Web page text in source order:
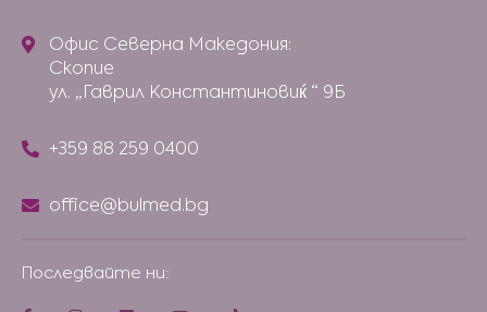
Офис Северна Македония:
Скопие
ул. „Гаврил Константиновиќ “ 9Б
+359 88 259 0400
office@bulmed.bg
Последвайте ни: